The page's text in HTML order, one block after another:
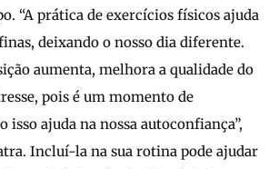
“A prática de exercícios físicos ajuda
deixando o nosso dia diferente.
aumenta, melhora a qualidade do
pois é um momento de
isso ajuda na nossa autoconfiança”,
Incluí-la na sua rotina pode ajudar